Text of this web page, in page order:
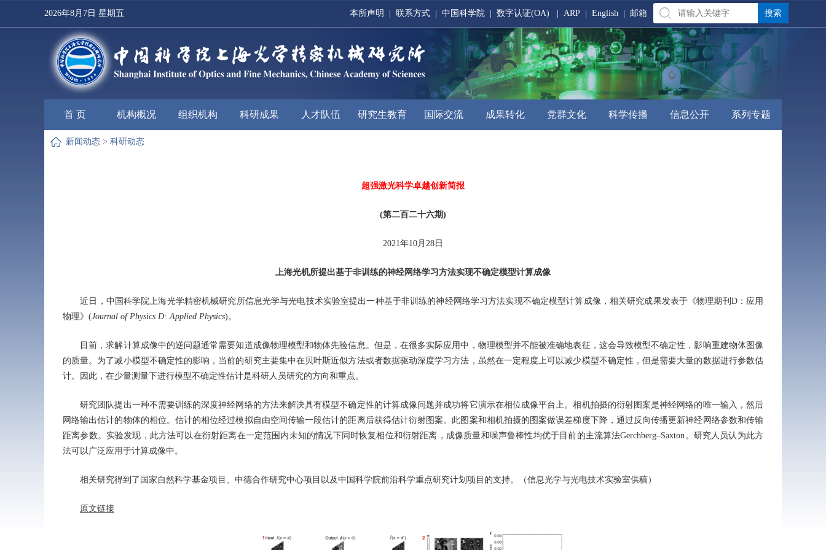
2026年8月7日 星期五 本所声明 联系方式 中国科学院 数字认证(OA) ARP English 邮箱
首 页 机构概况 组织机构 科研成果 人才队伍 研究生教育 国际交流 成果转化 党群文化 科学传播 信息公开 系列专题
新闻动态 > 科研动态
超强激光科学卓越创新简报
(第二百二十六期)
2021年10月28日
上海光机所提出基于非训练的神经网络学习方法实现不确定模型计算成像
近日，中国科学院上海光学精密机械研究所信息光学与光电技术实验室提出一种基于非训练的神经网络学习方法实现不确定模型计算成像，相关研究成果发表于《物理期刊D：应用
物理》(Journal of Physics D: Applied Physics)。
目前，求解计算成像中的逆问题通常需要知道成像物理模型和物体先验信息。但是，在很多实际应用中，物理模型并不能被准确地表征，这会导致模型不确定性，影响重建物体图像
的质量。为了减小模型不确定性的影响，当前的研究主要集中在贝叶斯近似方法或者数据驱动深度学习方法，虽然在一定程度上可以减少模型不确定性，但是需要大量的数据进行参数估
计。因此，在少量测量下进行模型不确定性估计是科研人员研究的方向和重点。
研究团队提出一种不需要训练的深度神经网络的方法来解决具有模型不确定性的计算成像问题并成功将它演示在相位成像平台上。相机拍摄的衍射图案是神经网络的唯一输入，然后
网络输出估计的物体的相位。估计的相位经过模拟自由空间传输一段估计的距离后获得估计衍射图案。此图案和相机拍摄的图案做误差梯度下降，通过反向传播更新神经网络参数和传输
距离参数。实验发现，此方法可以在衍射距离在一定范围内未知的情况下同时恢复相位和衍射距离，成像质量和噪声鲁棒性均优于目前的主流算法Gerchberg–Saxton。研究人员认为此方
法可以广泛应用于计算成像中。
相关研究得到了国家自然科学基金项目、中德合作研究中心项目以及中国科学院前沿科学重点研究计划项目的支持。（信息光学与光电技术实验室供稿）
原文链接